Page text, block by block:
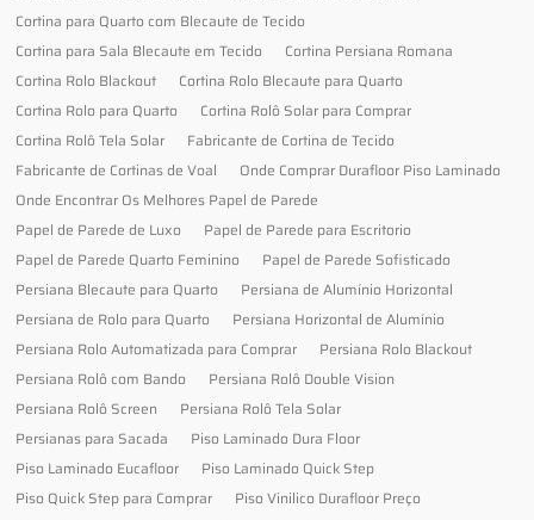
Cortina para Quarto com Blecaute de Tecido
Cortina para Sala Blecaute em Tecido
Cortina Persiana Romana
Cortina Rolo Blackout
Cortina Rolo Blecaute para Quarto
Cortina Rolo para Quarto
Cortina Rolô Solar para Comprar
Cortina Rolô Tela Solar
Fabricante de Cortina de Tecido
Fabricante de Cortinas de Voal
Onde Comprar Durafloor Piso Laminado
Onde Encontrar Os Melhores Papel de Parede
Papel de Parede de Luxo
Papel de Parede para Escritorio
Papel de Parede Quarto Feminino
Papel de Parede Sofisticado
Persiana Blecaute para Quarto
Persiana de Alumínio Horizontal
Persiana de Rolo para Quarto
Persiana Horizontal de Alumínio
Persiana Rolo Automatizada para Comprar
Persiana Rolo Blackout
Persiana Rolô com Bando
Persiana Rolô Double Vision
Persiana Rolô Screen
Persiana Rolô Tela Solar
Persianas para Sacada
Piso Laminado Dura Floor
Piso Laminado Eucafloor
Piso Laminado Quick Step
Piso Quick Step para Comprar
Piso Vinilico Durafloor Preço